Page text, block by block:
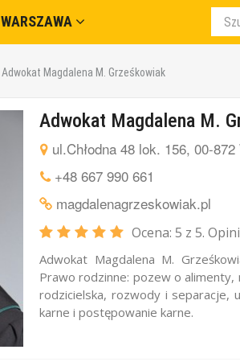
WARSZAWA
Adwokat Magdalena M. Grześkowiak
Adwokat Magdalena M.
ul.Chłodna 48 lok. 156, 00-
+48 667 990 661
magdalenagrzeskowiak.pl
Ocena: 5 z 5.
Adwokat Magdalena M.
Prawo rodzinne: pozew o alimenty,
rodzicielska, rozwody i separacje,
karne i postępowanie karne.